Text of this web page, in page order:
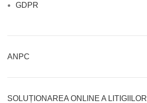
GDPR
ANPC
SOLUȚIONAREA ONLINE A LITIGIILOR